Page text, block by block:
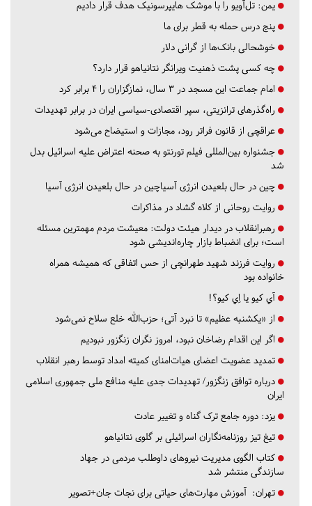
یمن: تل‌آویو را با موشک هایپرسونیک هدف قرار دادیم
پنج درس‌ حمله به قطر برای ما
خوشحالی بانک‌ها از گرانی دلار
چه کسی پشت ذهنیت ویرانگر نتانیاهو قرار دارد؟
امام جماعت این مسجد در ۳ سال، نمازگزاران را ۴ برابر کرد
راه‌گذرهای ترانزیتی، سپر اقتصادی-سیاسی ایران در برابر تهدیدات
عراقچی از قانون فراتر رود، مجازات و استیضاح می‌شود
جشنواره بین‌المللی فیلم تورنتو به صحنه اعتراض علیه اسرائیل بدل
شد
چین در حال بلعیدن انرژی آسیاچین در حال بلعیدن انرژی آسیا
روایت روحانی از کلاه گشاد در مذاکرات
رهبرانقلاب در دیدار هیئت دولت: معیشت مردم مهمترین مسئله
است؛ برای انضباط بازار چاره‌اندیشی شود
روایت فرزند شهید طهرانچی از حس اتفاقی که همیشه همراه
خانواده بود
آي كيو يا اِي كيو؟!
از «یکشنبه عظیم» تا نبرد آتی؛ حزب‌الله خلع سلاح نمی‌شود
اگر این اقدام رضاخان نبود، امروز نگران زنگزور نبودیم
تمدید عضویت اعضای هیات‌امنای کمیته امداد توسط رهبر انقلاب
درباره توافق زنگزور/ تهدیدات جدی علیه منافع ملی جمهوری اسلامی
ایران
یزد: دوره جامع ترک گناه و تغییر عادت
تیغ تیز روزنامه‌نگاران اسرائیلی بر گلوی نتانیاهو
کتاب الگوی مدیریت نیروهای داوطلب مردمی در جهاد
سازندگی منتشر شد
تهران: آموزش مهارت‌های حیاتی برای نجات جان+تصویر